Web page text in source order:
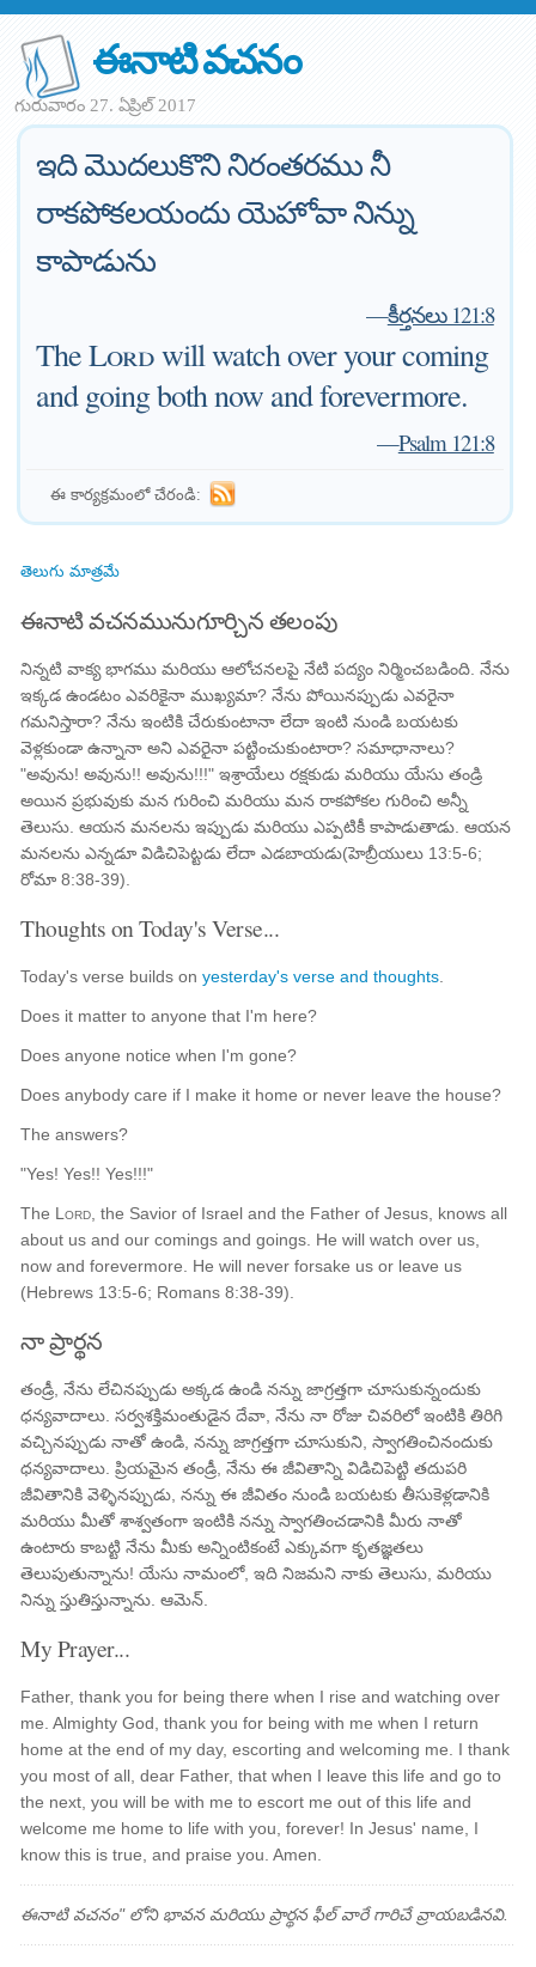
ఈనాటి వచనం
గురువారం 27. ఏప్రిల్ 2017
ఇది మొదలుకొని నిరంతరము నీ
రాకపోకలయందు యెహోవా నిన్ను
కాపాడును
—కీర్తనలు 121:8
TheLordwill watch over your coming
and going both now and forevermore.
—Psalm 121:8
ఈ కార్యక్రమంలో చేరండి:
తెలుగు మాత్రమే
ఈనాటి వచనమునుగూర్చిన తలంపు
నిన్నటి వాక్య భాగము మరియు ఆలోచనలపై నేటి పద్యం నిర్మించబడింది. నేను
ఇక్కడ ఉండటం ఎవరికైనా ముఖ్యమా? నేను పోయినప్పుడు ఎవరైనా
గమనిస్తారా? నేను ఇంటికి చేరుకుంటానా లేదా ఇంటి నుండి బయటకు
వెళ్లకుండా ఉన్నానా అని ఎవరైనా పట్టించుకుంటారా? సమాధానాలు?
"అవును! అవును!! అవును!!!" ఇశ్రాయేలు రక్షకుడు మరియు యేసు తండ్రి
అయిన ప్రభువుకు మన గురించి మరియు మన రాకపోకల గురించి అన్నీ
తెలుసు. ఆయన మనలను ఇప్పుడు మరియు ఎప్పటికీ కాపాడుతాడు. ఆయన
మనలను ఎన్నడూ విడిచిపెట్టడు లేదా ఎడబాయడు(హెబ్రీయులు 13:5-6;
రోమా 8:38-39).
Thoughts on Today's Verse...
Today's verse builds onyesterday's verse and thoughts
Does it matter to anyone that I'm here?
Does anyone notice when I'm gone?
Does anybody care if I make it home or never leave the house?
The answers?
"Yes! Yes!! Yes!!!"
The Lord , the Savior of Israel and the Father of Jesus, knows all
about us and our comings and goings. He will watch over us,
now and forevermore. He will never forsake us or leave us
(Hebrews 13:5-6; Romans 8:38-39).
నా ప్రార్థన
తండ్రీ, నేను లేచినప్పుడు అక్కడ ఉండి నన్ను జాగ్రత్తగా చూసుకున్నందుకు
ధన్యవాదాలు. సర్వశక్తిమంతుడైన దేవా, నేను నా రోజు చివరిలో ఇంటికి తిరిగి
వచ్చినప్పుడు నాతో ఉండి, నన్ను జాగ్రత్తగా చూసుకుని, స్వాగతించినందుకు
ధన్యవాదాలు. ప్రియమైన తండ్రీ, నేను ఈ జీవితాన్ని విడిచిపెట్టి తదుపరి
జీవితానికి వెళ్ళినప్పుడు, నన్ను ఈ జీవితం నుండి బయటకు తీసుకెళ్లడానికి
మరియు మీతో శాశ్వతంగా ఇంటికి నన్ను స్వాగతించడానికి మీరు నాతో
ఉంటారు కాబట్టి నేను మీకు అన్నింటికంటే ఎక్కువగా కృతజ్ఞతలు
తెలుపుతున్నాను! యేసు నామంలో, ఇది నిజమని నాకు తెలుసు, మరియు
నిన్ను స్తుతిస్తున్నాను. ఆమెన్.
My Prayer...
Father, thank you for being there when I rise and watching over
me. Almighty God, thank you for being with me when I return
home at the end of my day, escorting and welcoming me. I thank
you most of all, dear Father, that when I leave this life and go to
the next, you will be with me to escort me out of this life and
welcome me home to life with you, forever! In Jesus' name, I
know this is true, and praise you. Amen.
ఈనాటి వచనం" లోని భావన మరియు ప్రార్థన ఫీల్ వారే గారిచే వ్రాయబడినవి.